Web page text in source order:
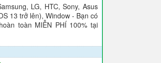
LG, HTC, Sony, Asus
13 trở lên), Window - Bạn có
toàn MIỄN PHÍ 100% tại